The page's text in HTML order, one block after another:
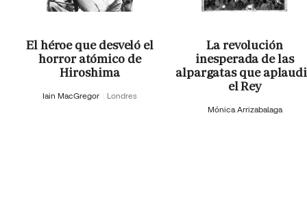
El héroe que desveló el
horror atómico de
Hiroshima
Iain MacGregor Londres
La revolución
inesperada de las
alpargatas que
el Rey
Mónica Arrizabalaga